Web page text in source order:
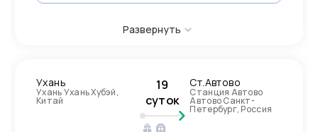
Развернуть
Ухань
Ухань Ухань Хубэй,
Китай
19
суток
Ст.Автово
Станция Автово
Автово Санкт-
Петербург, Россия